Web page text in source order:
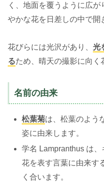
く、地面を覆うように広
やかな花を日差しの中で開
花びらには光沢があり、 光
るため、晴天の撮影に向く
名前の由来
松葉菊は、松葉のよう
姿に由来します。
学名 Lampranthus は、
花を表す言葉に由来す
く合います。